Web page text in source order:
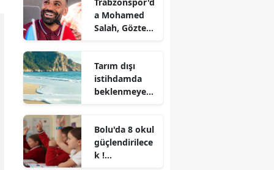
açıklanacak?
a Mohamed
Salah, Göztepe
yer almadı
Tarım dışı
istihdamda
beklenmeyen
kaybetti
Bolu'da 8 okul
güçlendirilece
k !